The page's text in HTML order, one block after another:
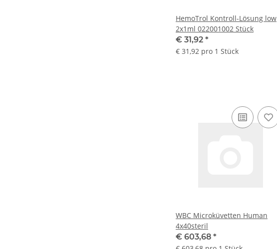
HemoTrol Kontroll-Lösung low
2x1ml 022001002 Stück
€ 31,92 *
€ 31,92 pro 1 Stück
WBC Microküvetten Human
4x40steril
€ 603,68 *